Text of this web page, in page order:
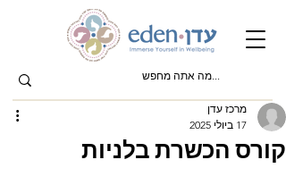
קורס הכשרת בלניות
מרכז עדן
17 ביולי 2025